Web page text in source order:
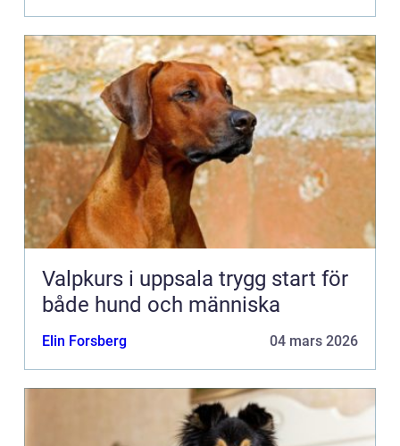
Valpkurs i uppsala trygg start för
både hund och människa
Elin Forsberg 04 mars 2026